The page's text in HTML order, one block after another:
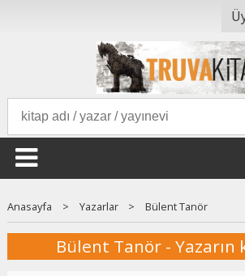
Anasayfa > Yazarlar > Bülent Tanör
Bülent Tanör - Yazarın